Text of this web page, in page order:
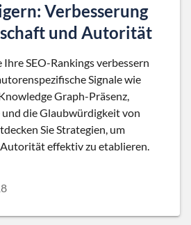
Verbesserung
und Autorität
Ihre SEO-Rankings verbessern
Signale wie
Graph-Präsenz,
die Glaubwürdigkeit von
Sie Strategien, um
effektiv zu etablieren.